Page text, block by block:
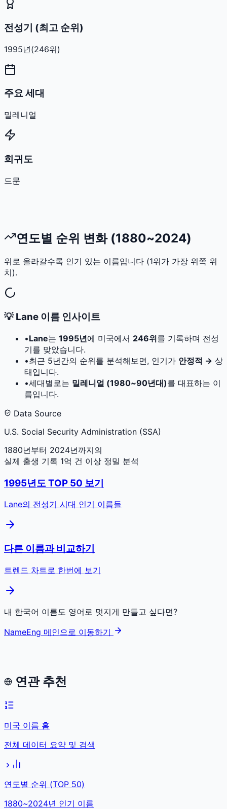
전성기 (최고 순위)
1995년(246위)
주요 세대
밀레니얼
희귀도
드문
연도별 순위 변화 (1880~2024)
위로 올라갈수록 인기 있는 이름입니다 (1위가 가장 위쪽 위
치).
💡Lane 이름 인사이트
•Lane는 1995년에 미국에서 246위를 기록하며 전성
기를 맞았습니다.
•최근 5년간의 순위를 분석해보면, 인기가 안정적 → 상
태입니다.
•세대별로는 밀레니얼 (1980~90년대)를 대표하는 이
름입니다.
Data Source
U.S. Social Security Administration (SSA)
1880년부터 2024년까지의
실제 출생 기록 1억 건 이상 정밀 분석
1995년도 TOP 50 보기
Lane의 전성기 시대 인기 이름들
다른 이름과 비교하기
트렌드 차트로 한번에 보기
내 한국어 이름도 영어로 멋지게 만들고 싶다면?
NameEng 메인으로 이동하기
연관 추천
미국 이름 홈
전체 데이터 요약 및 검색
연도별 순위 (TOP 50)
1880~2024년 인기 이름